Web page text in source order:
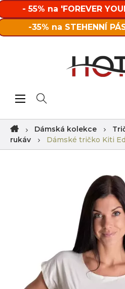
- 55% na 'FOREVER
-35% na STEHENNÍ
Toggle navigation
☰
Dámská kolekce
rukáv
Dámské tričko Kiti